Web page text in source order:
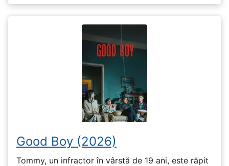
Good Boy (2026)
Tommy, un infractor în vârstă de 19 ani, este răpit